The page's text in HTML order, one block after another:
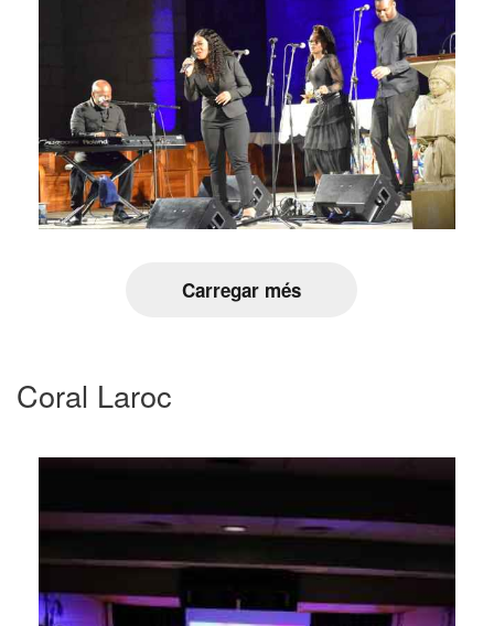
Carregar més
Coral Laroc